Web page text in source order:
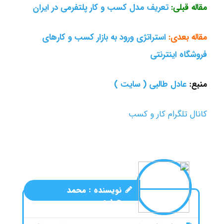
مقاله قبلی: تعریف مدل کسب و کار پلتفرمی در ایران
مقاله بعدی: استراتژی ورود به بازار کسب و کارهای
فروشگاه اینترنتی
منبع: عادل طالبی ( سایت )
کانال تلگرام کار و کسب
نویسنده : محمد
حیدری